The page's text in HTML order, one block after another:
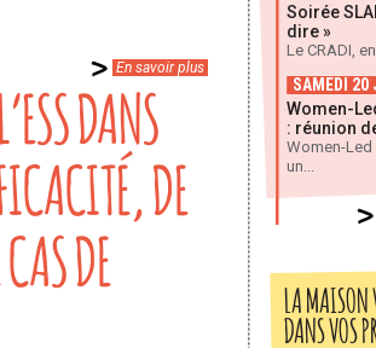
En savoir plus
DANS
DE
DE
Soirée
dire »
Le CRADI,
SAMEDI 20
Women-
: réunion
Women-
un...
LA MAISON
DANS VOS